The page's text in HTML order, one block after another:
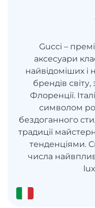
Gucci –
аксесуари
найвідоміших
брендів
Флоренції.
символом
бездоганного
традиції
тенденціями.
числа